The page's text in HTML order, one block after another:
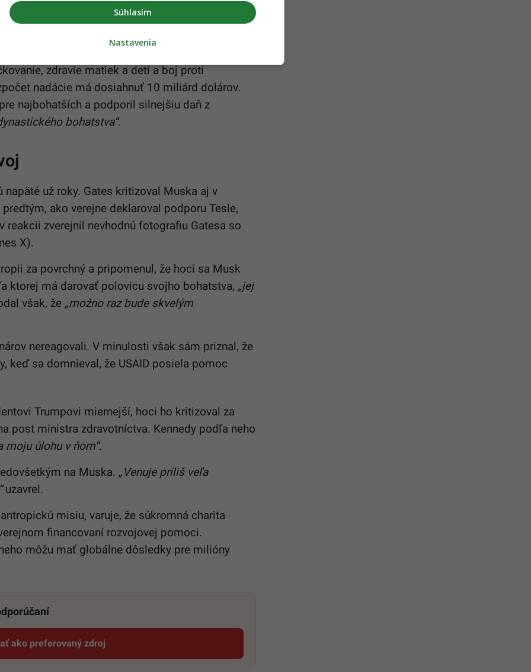
a vzdelávacie účely po celom svete.
na to, aby som zomrel bohatý,“uviedol vo
zdravie matiek a detí a boj proti
nadácie má dosiahnuť 10 miliárd dolárov.
najbohatších a podporil silnejšiu daň z
bohatstva“.
už roky. Gates kritizoval Muska aj v
ako verejne deklaroval podporu Tesle,
zverejnil nevhodnú fotografiu Gatesa so
X).
za povrchný a pripomenul, že hoci sa Musk
ktorej má darovať polovicu svojho bohatstva, „jej
však, že „možno raz bude skvelým
nereagovali. V minulosti však sám priznal, že
keď sa domnieval, že USAID posiela pomoc
Trumpovi miernejší, hoci ho kritizoval za
post ministra zdravotníctva. Kennedy podľa neho
moju úlohu v ňom“.
na Muska. „Venuje príliš veľa
uzavrel.
misiu, varuje, že súkromná charita
financovaní rozvojovej pomoci.
môžu mať globálne dôsledky pre milióny
ako preferovaný zdroj
Startitup, odkaz sa otvorí v novom okne
Súhlasím
Nastavenia